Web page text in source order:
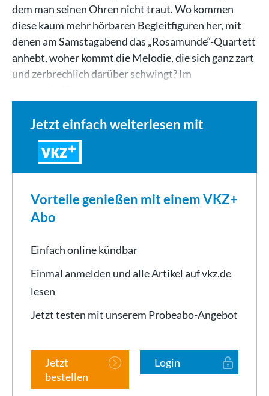
dem man seinen Ohren nicht traut. Wo kommen
diese kaum mehr hörbaren Begleitfiguren her, mit
denen am Samstagabend das „Rosamunde“-Quartett
anhebt, woher kommt die Melodie, die sich ganz zart
und zerbrechlich darüber schwingt? Im
Jetzt einfach weiterlesen mit
VKZ
Vorteile genießen mit einem VKZ+
Abo
Einfach online kündbar
Einmal anmelden und alle Artikel auf vkz.de
lesen
Jetzt testen mit unserem Probeabo-Angebot
Jetzt
bestellen
Login